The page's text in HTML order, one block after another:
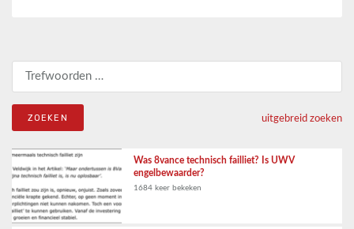
Zoeken naar:
uitgebreid zoeken
Was 8vance technisch failliet? Is UWV
engelbewaarder?
1684 keer bekeken